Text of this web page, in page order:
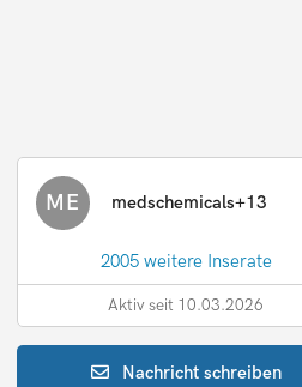
ME medschemicals+13
2005 weitere Inserate
Aktiv seit 10.03.2026
Nachrichtschreiben